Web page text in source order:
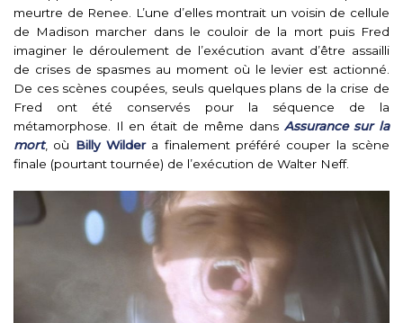
meurtre de Renee. L’une d’elles montrait un voisin de cellule
de Madison marcher dans le couloir de la mort puis Fred
imaginer le déroulement de l’exécution avant d’être assailli
de crises de spasmes au moment où le levier est actionné.
De ces scènes coupées, seuls quelques plans de la crise de
Fred ont été conservés pour la séquence de la
métamorphose. Il en était de même dans Assurance sur la
mort, où Billy Wildera finalement préféré couper la scène
finale (pourtant tournée) de l’exécution de Walter Neff.